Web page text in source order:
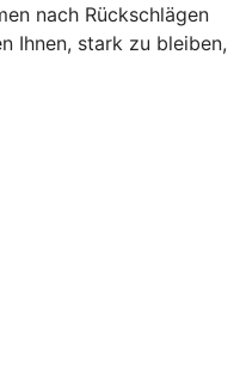
nach Rückschlägen
Ihnen, stark zu bleiben,